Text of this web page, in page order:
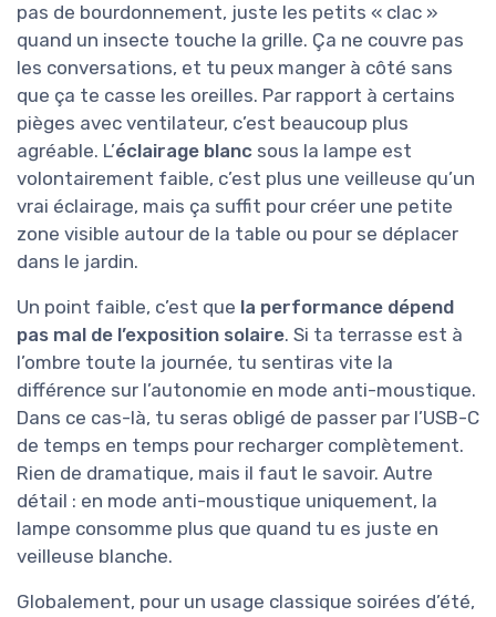
pas de bourdonnement, juste les petits « clac »
quand un insecte touche la grille. Ça ne couvre pas
les conversations, et tu peux manger à côté sans
que ça te casse les oreilles. Par rapport à certains
pièges avec ventilateur, c’est beaucoup plus
agréable. L’éclairage blanc sous la lampe est
volontairement faible, c’est plus une veilleuse qu’un
vrai éclairage, mais ça suffit pour créer une petite
zone visible autour de la table ou pour se déplacer
dans le jardin.
Un point faible, c’est que la performance dépend
pas mal de l’exposition solaire. Si ta terrasse est à
l’ombre toute la journée, tu sentiras vite la
différence sur l’autonomie en mode anti-moustique.
Dans ce cas-là, tu seras obligé de passer par l’USB-C
de temps en temps pour recharger complètement.
Rien de dramatique, mais il faut le savoir. Autre
détail : en mode anti-moustique uniquement, la
lampe consomme plus que quand tu es juste en
veilleuse blanche.
Globalement, pour un usage classique soirées d’été,